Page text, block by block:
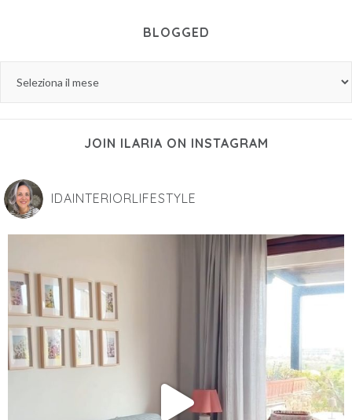
BLOGGED
JOIN ILARIA ON INSTAGRAM
IDAINTERIORLIFESTYLE